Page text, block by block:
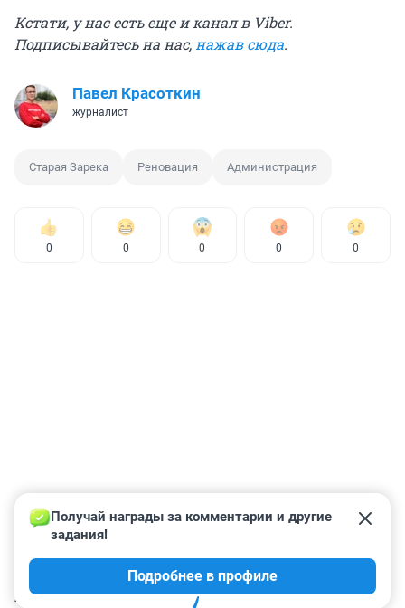
Кстати, у нас есть еще и канал в Viber.
Подписывайтесь на нас, нажав сюда.
Павел Красоткин
журналист
Старая Зарека Реновация Администрация
0 0 0 0 0
КОММЕНТАРИИ 54
Получай награды за комментарии и другие
задания!
Подробнее в профиле